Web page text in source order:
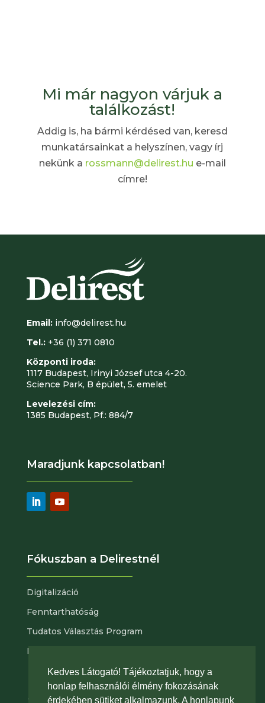
Mi már nagyon várjuk a
találkozást!
Addig is, ha bármi kérdésed van, keresd
munkatársainkat a helyszínen, vagy írj
nekünk a rossmann@delirest.hu e-mail
címre!
Email:info@delirest.hu
Tel.:+36 (1) 371 0810
Központi iroda:
1117 Budapest, Irinyi József utca 4-20.
Science Park, B épület, 5. emelet
Levelezési cím:
1385 Budapest, Pf.: 884/7
Maradjunk kapcsolatban!
Fókuszban a Delirestnél
Digitalizáció
Fenntarthatóság
Tudatos Választás Program
Nyitott pozícióink
Adatvédelem|Portál az érintetti jog
gyakorlásához |Általános szerződési feltételeink
Kedves Látogató! Tájékoztatjuk, hogy a
honlap felhasználói élmény fokozásának
érdekében sütiket alkalmazunk. A honlapunk